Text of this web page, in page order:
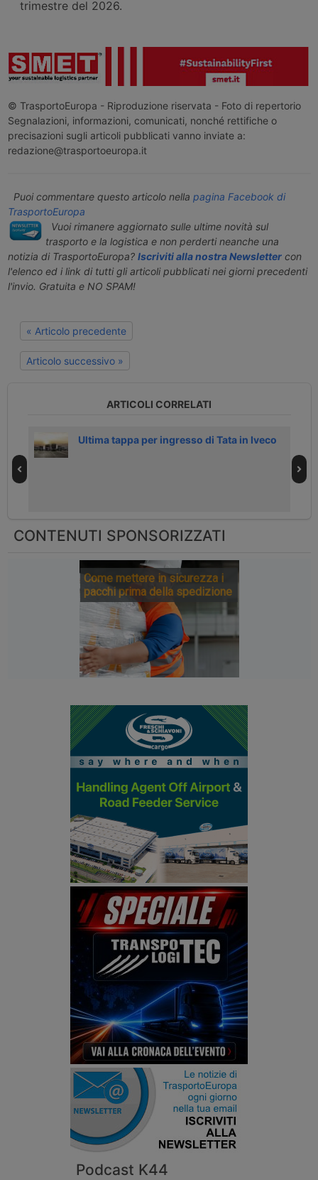
Podcast K44
trimestre del 2026.
© TrasportoEuropa - Riproduzione riservata - Foto di repertorio
Segnalazioni, informazioni, comunicati, nonché rettifiche o
precisazioni sugli articoli pubblicati vanno inviate a:
redazione@trasportoeuropa.it
Puoi commentare questo articolo nella pagina Facebook di
TrasportoEuropa
Vuoi rimanere aggiornato sulle ultime novità sul
trasporto e la logistica e non perderti neanche una
notizia di TrasportoEuropa? Iscriviti alla nostra Newslettercon
l'elenco ed i link di tutti gli articoli pubblicati nei giorni precedenti
l'invio. Gratuita e NO SPAM!
« Articolo precedente
Articolo successivo »
ARTICOLI CORRELATI
Ultima tappa per ingresso di Tata in Iveco
CONTENUTI SPONSORIZZATI
Come mettere in sicurezza i
pacchi prima della spedizione